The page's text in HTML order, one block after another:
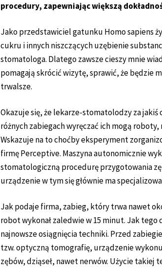
procedury, zapewniając większą
Jako przedstawiciel gatunku Homo sapiens
cukru i innych niszczących uzębienie
stomatologa. Dlatego zawsze cieszy mnie
pomagają skrócić wizytę, sprawić, że będzie
trwalsze.
Okazuje się, że lekarze-stomatolodzy za jakiś
różnych zabiegach wyręczać ich mogą
Wskazuje na to choćby eksperyment
firmę Perceptive. Maszyna autonomicznie
stomatologiczną procedurę przygotowania
urządzenie w tym się głównie ma
Jak podaje firma, zabieg, który trwa nawet
robot wykonał zaledwie w 15 minut. Jak tego
najnowsze osiągnięcia techniki. Przed
tzw. optyczną tomografię, urządzenie
zębów, dziąseł, nawet nerwów. Użycie